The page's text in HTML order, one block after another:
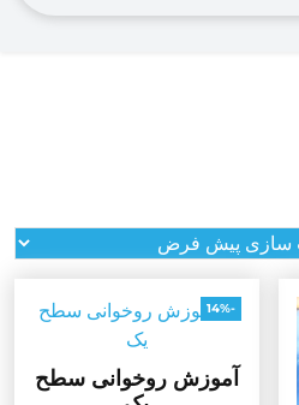
-14%
آموزش روخوانی سطح